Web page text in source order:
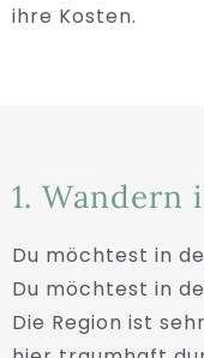
ihre Kosten.
1. Wandern
Du möchtest in
Du möchtest in
Die Region ist